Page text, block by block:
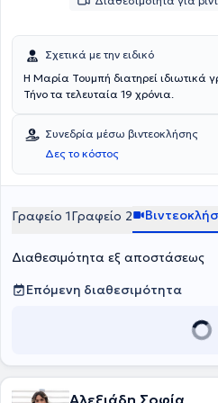
Σχετικά με την ειδικό
Η Μαρία Τουμπή διατηρεί ιδιωτικά
Τήνο τα τελευταία 19 χρόνια.
Συνεδρία μέσω βιντεοκλήσης
Δες το κόστος
Γραφείο 1Γραφείο 2
Διαθεσιμότητα εξ αποστάσεως
Επόμενη διαθεσιμότητα
Αλεξιάδη Σοφία